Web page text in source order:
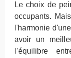
Le choix de
occupants.
l'harmonie
avoir un
l’équilibre